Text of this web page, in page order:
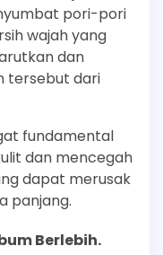
pori-pori
wajah yang
dan
tersebut dari
fundamental
dan mencegah
dapat merusak
panjang.
Berlebih.